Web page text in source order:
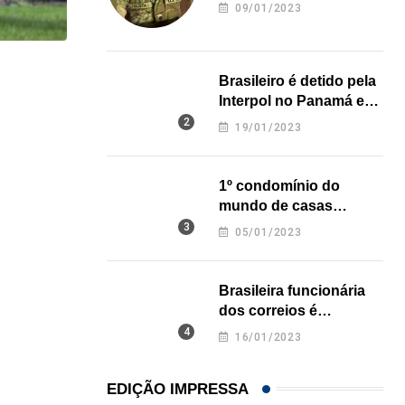
Açaí é reconhecido oficialmente como fruto
09/01/2023
Brasileiro é detido pela
Interpol no Panamá e
pode pegar prisão
19/01/2023
1º condomínio do
mundo de casas
impressas em 3D é
05/01/2023
Brasileira funcionária
dos correios é
assassinada a facadas
16/01/2023
EDIÇÃO IMPRESSA